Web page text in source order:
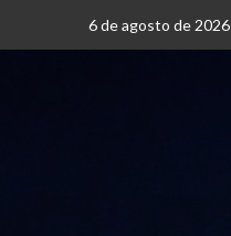
6 de agosto de 2026